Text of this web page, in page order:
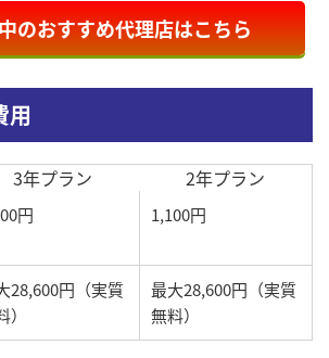
のおすすめ代理店はこちら
用
3年プラン 2年プラン
円 1,100円
28,600円（実質
最大28,600円（実質
無料）